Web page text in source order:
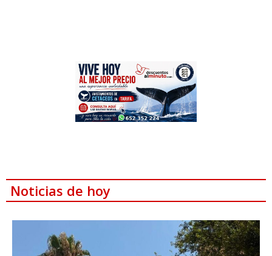
Noticias de hoy